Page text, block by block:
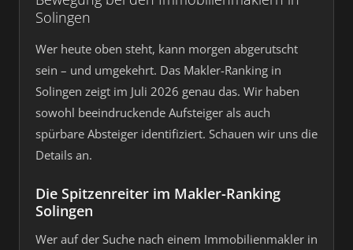
Solingen
Wer heute oben steht, kann morgen abgerutscht
sein – und umgekehrt. Das Makler-Ranking in
Solingen zeigt im Juli 2026 genau das. Wir haben
sowohl beeindruckende Aufsteiger als auch
spürbare Absteiger identifiziert. Schauen wir uns die
Details an.
Die Spitzenreiter im Makler-Ranking
Solingen
Wer auf der Suche nach einem Immobilienmakler in